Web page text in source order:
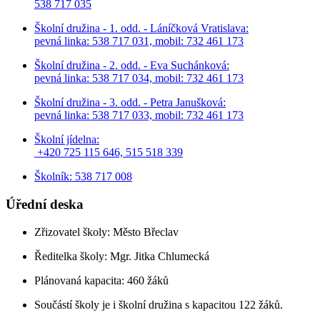
538 717 035
Školní družina - 1. odd. - Láníčková Vratislava:
pevná linka: 538 717 031, mobil: 732 461 173
Školní družina - 2. odd. - Eva Suchánková:
pevná linka: 538 717 034, mobil: 732 461 173
Školní družina - 3. odd. - Petra Janušková:
pevná linka: 538 717 033, mobil: 732 461 173
Školní jídelna:
+420 725 115 646, 515 518 339
Školník: 538 717 008
Úřední deska
Zřizovatel školy: Město Břeclav
Ředitelka školy: Mgr. Jitka Chlumecká
Plánovaná kapacita: 460 žáků
Součástí školy je i školní družina s kapacitou 122 žáků.